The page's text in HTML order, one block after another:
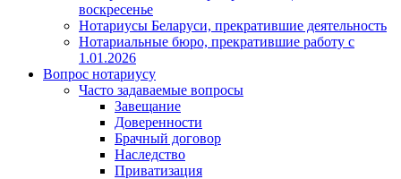
воскресенье
Нотариусы Беларуси, прекратившие деятельность
Нотариальные бюро, прекратившие работу с
1.01.2026
Вопрос нотариусу
Часто задаваемые вопросы
Завещание
Доверенности
Брачный договор
Наследство
Приватизация